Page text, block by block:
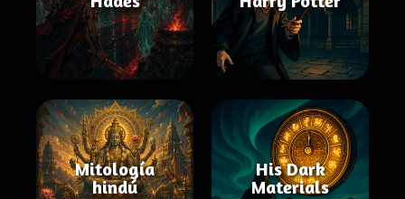
Mitología
hindú
His Dark
Materials